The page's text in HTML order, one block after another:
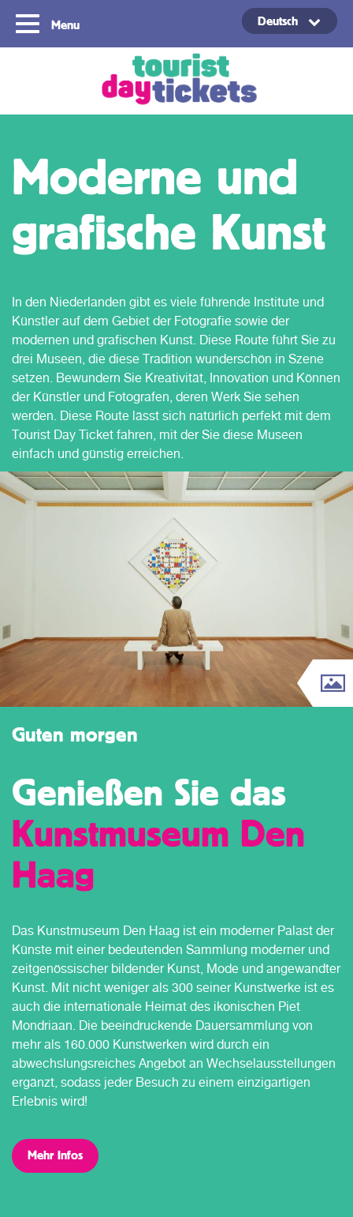
Menu Deutsch
Moderne und
grafische Kunst
In den Niederlanden gibt es viele führende Institute und
Künstler auf dem Gebiet der Fotografie sowie der
modernen und grafischen Kunst. Diese Route führt Sie zu
drei Museen, die diese Tradition wunderschön in Szene
setzen. Bewundern Sie Kreativität, Innovation und Können
der Künstler und Fotografen, deren Werk Sie sehen
werden. Diese Route lässt sich natürlich perfekt mit dem
Tourist Day Ticket fahren, mit der Sie diese Museen
einfach und günstig erreichen.
Guten morgen
Genießen Sie das
Kunstmuseum Den
Haag
Das Kunstmuseum Den Haag ist ein moderner Palast der
Künste mit einer bedeutenden Sammlung moderner und
zeitgenössischer bildender Kunst, Mode und angewandter
Kunst. Mit nicht weniger als 300 seiner Kunstwerke ist es
auch die internationale Heimat des ikonischen Piet
Mondriaan. Die beeindruckende Dauersammlung von
mehr als 160.000 Kunstwerken wird durch ein
abwechslungsreiches Angebot an Wechselausstellungen
ergänzt, sodass jeder Besuch zu einem einzigartigen
Erlebnis wird!
Mehr Infos